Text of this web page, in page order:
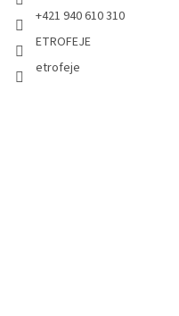
+421 940 610 310
ETROFEJE
etrofeje